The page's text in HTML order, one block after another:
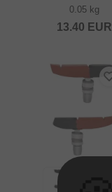
0.05 kg
13.40 EUR